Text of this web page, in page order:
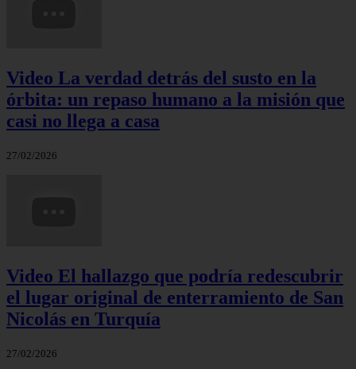
Video La verdad detrás del susto en la
órbita: un repaso humano a la misión que
casi no llega a casa
27/02/2026
Video El hallazgo que podría redescubrir
el lugar original de enterramiento de San
Nicolás en Turquía
27/02/2026